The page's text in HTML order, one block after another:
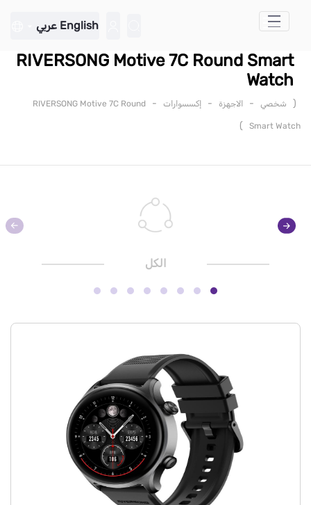
تخطي إلى المحتوى الرئيسي
English عربي
RIVERSONG Motive 7C Round Smart
Watch
( شخصي - الاجهزة - إكسسوارات -
RIVERSONG Motive 7C Round
Smart Watch
)
الكل